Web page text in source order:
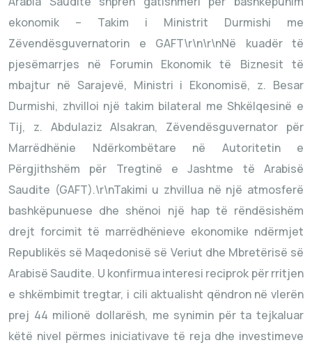
ekonomik – Takim i Ministrit Durmishi me
Zëvendësguvernatorin e GAFT\r\n\r\nNë kuadër të
pjesëmarrjes në Forumin Ekonomik të Biznesit të
mbajtur në Sarajevë, Ministri i Ekonomisë, z. Besar
Durmishi, zhvilloi një takim bilateral me Shkëlqesinë e
Tij, z. Abdulaziz Alsakran, Zëvendësguvernator për
Marrëdhënie Ndërkombëtare në Autoritetin e
Përgjithshëm për Tregtinë e Jashtme të Arabisë
Saudite (GAFT).\r\nTakimi u zhvillua në një atmosferë
bashkëpunuese dhe shënoi një hap të rëndësishëm
drejt forcimit të marrëdhënieve ekonomike ndërmjet
Republikës së Maqedonisë së Veriut dhe Mbretërisë së
Arabisë Saudite. U konfirmua interesi reciprok për rritjen
e shkëmbimit tregtar, i cili aktualisht qëndron në vlerën
prej 44 milionë dollarësh, me synimin për ta tejkaluar
këtë nivel përmes iniciativave të reja dhe investimeve